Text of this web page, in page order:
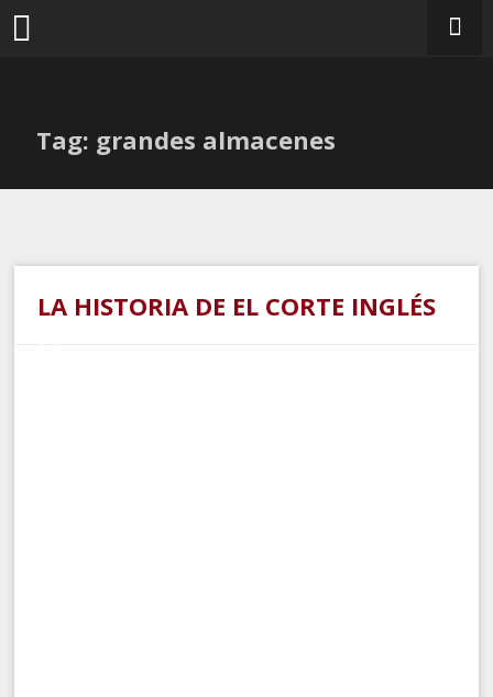
Tag: grandes almacenes
LA HISTORIA DE EL CORTE INGLÉS